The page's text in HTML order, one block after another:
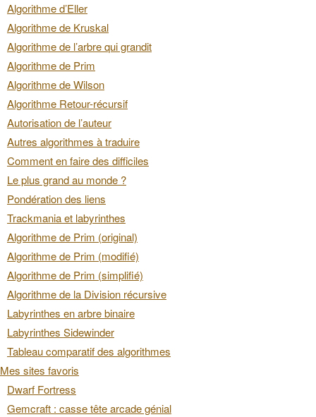
Algorithme d’Eller
Algorithme de Kruskal
Algorithme de l’arbre qui grandit
Algorithme de Prim
Algorithme de Wilson
Algorithme Retour-récursif
Autorisation de l’auteur
Autres algorithmes à traduire
Comment en faire des difficiles
Le plus grand au monde ?
Pondération des liens
Trackmania et labyrinthes
Algorithme de Prim (original)
Algorithme de Prim (modifié)
Algorithme de Prim (simplifié)
Algorithme de la Division récursive
Labyrinthes en arbre binaire
Labyrinthes Sidewinder
Tableau comparatif des algorithmes
Mes sites favoris
Dwarf Fortress
Gemcraft : casse tête arcade génial